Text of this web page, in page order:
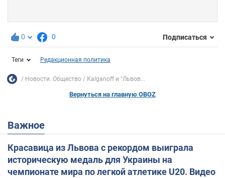
0 0 Подписаться
Теги Редакционная политика
Новости. Общество Кalganoff и "Львов...
Вернуться на главную OBOZ
Важное
Красавица из Львова с рекордом выиграла
историческую медаль для Украины на
чемпионате мира по легкой атлетике U20. Видео